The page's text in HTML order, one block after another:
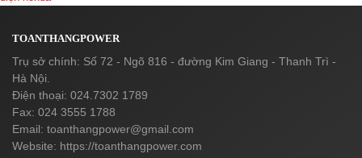
TOANTHANGPOWER
Trụ sở chính: Số 72 - Ngõ 816 - đường Kim Giang - Thanh Trì -
Hà Nội.
Điện thoại: 024.7302 1789
Fax: 024 3555 1788
Email: toanthangpower@gmail.com
Website: https://toanthangpower.com